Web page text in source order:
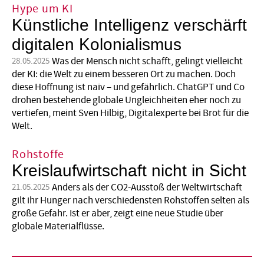
Hype um KI
Künstliche Intelligenz verschärft
digitalen Kolonialismus
28.05.2025 Was der Mensch nicht schafft, gelingt vielleicht
der KI: die Welt zu einem besseren Ort zu machen. Doch
diese Hoffnung ist naiv – und gefährlich. ChatGPT und Co
drohen bestehende globale Ungleichheiten eher noch zu
vertiefen, meint Sven Hilbig, Digitalexperte bei Brot für die
Welt.
Rohstoffe
Kreislaufwirtschaft nicht in Sicht
21.05.2025 Anders als der CO2-Ausstoß der Weltwirtschaft
gilt ihr Hunger nach verschiedensten Rohstoffen selten als
große Gefahr. Ist er aber, zeigt eine neue Studie über
globale Materialflüsse.